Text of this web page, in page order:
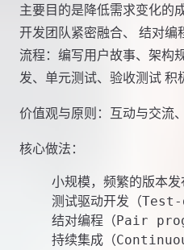
主要目的是降低需求变化的
开发团队紧密融合、 结对编
流程：编写用户故事、架构
发、单元测试、验收测试 积
价值观与原则：互动与交流
核心做法：
小规模，频繁的版本发
测试驱动开发（
结对编程（Pair
持续集成（